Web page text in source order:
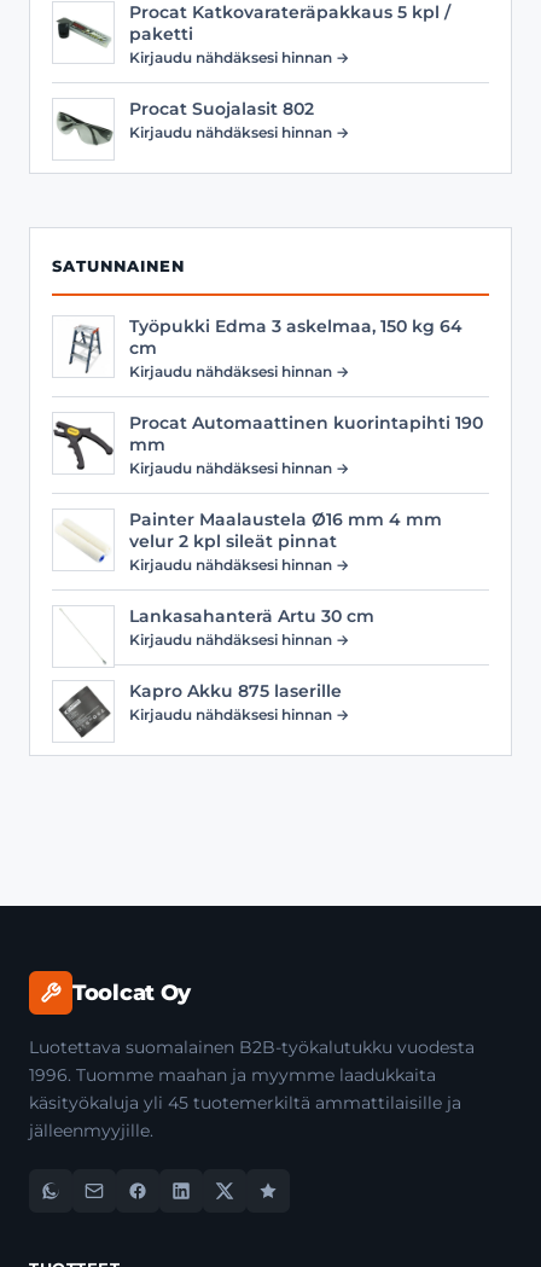
Procat Katkovarateräpakkaus 5 kpl /
paketti
Kirjaudu nähdäksesi hinnan →
Procat Suojalasit 802
Kirjaudu nähdäksesi hinnan →
SATUNNAINEN
Työpukki Edma 3 askelmaa, 150 kg 64
cm
Kirjaudu nähdäksesi hinnan →
Procat Automaattinen kuorintapihti 190
mm
Kirjaudu nähdäksesi hinnan →
Painter Maalaustela Ø16 mm 4 mm
velur 2 kpl sileät pinnat
Kirjaudu nähdäksesi hinnan →
Lankasahanterä Artu 30 cm
Kirjaudu nähdäksesi hinnan →
Kapro Akku 875 laserille
Kirjaudu nähdäksesi hinnan →
Toolcat Oy
Luotettava suomalainen B2B-työkalutukku vuodesta
1996. Tuomme maahan ja myymme laadukkaita
käsityökaluja yli 45 tuotemerkiltä ammattilaisille ja
jälleenmyyjille.